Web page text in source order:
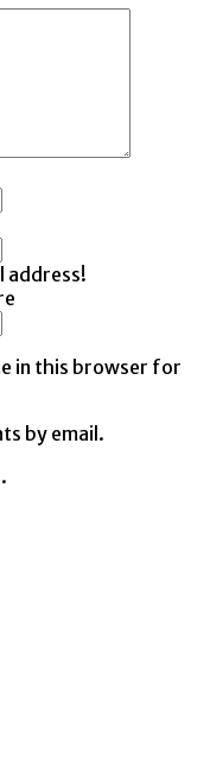
address!
in this browser for
by email.